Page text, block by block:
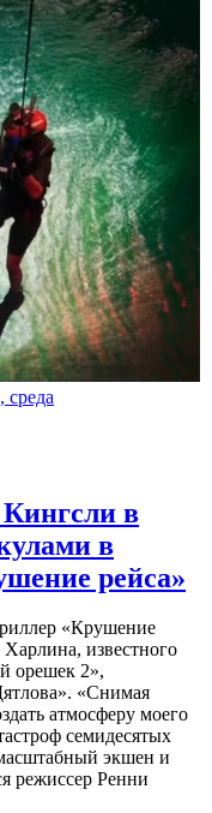
среда
в
в
рейса»
«Крушение
известного
орешек 2»,
«Снимая
атмосферу моего
семидесятых
экшен и
режиссер Ренни